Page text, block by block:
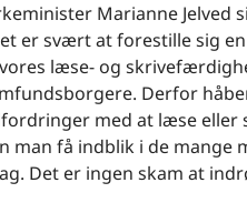
Marianne Jelved
er svært at forestille sig
læse- og
Derfor
med at læse eller
man få indblik i de
Det er ingen skam at